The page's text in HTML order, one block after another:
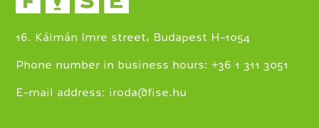
16. Kálmán Imre street, Budapest H-1054
Phone number in business hours:+36 1 311 3051
E-mail address: iroda@fise.hu